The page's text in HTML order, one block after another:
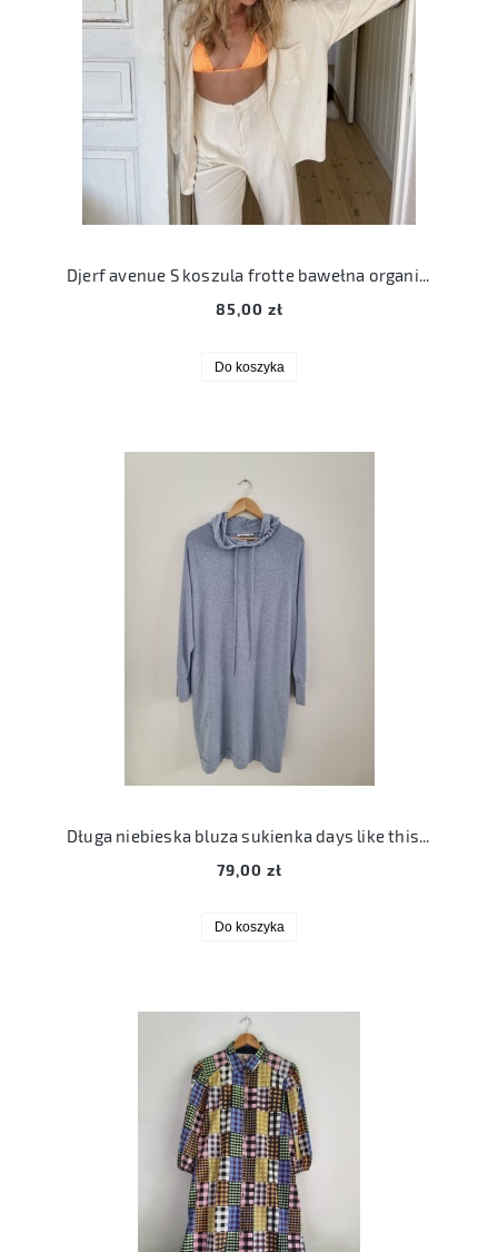
Djerf avenue S koszula frotte bawełna organiczna 36
85,00 zł
Do koszyka
Długa niebieska bluza sukienka days like this L 40 z kapturem kp lerke dress
79,00 zł
Do koszyka